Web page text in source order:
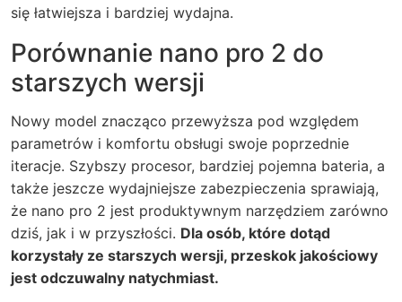
się łatwiejsza i bardziej wydajna.
Porównanie nano pro 2 do
starszych wersji
Nowy model znacząco przewyższa pod względem
parametrów i komfortu obsługi swoje poprzednie
iteracje. Szybszy procesor, bardziej pojemna bateria, a
także jeszcze wydajniejsze zabezpieczenia sprawiają,
że nano pro 2 jest produktywnym narzędziem zarówno
dziś, jak i w przyszłości. Dla osób, które dotąd
korzystały ze starszych wersji, przeskok jakościowy
jest odczuwalny natychmiast.